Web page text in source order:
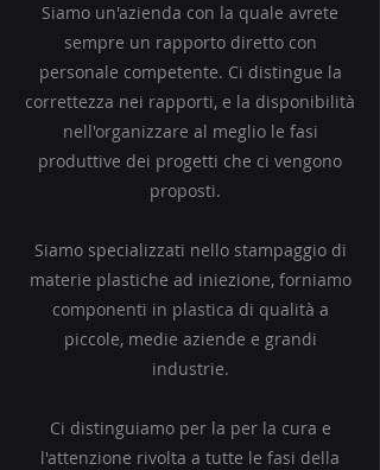
Siamo un'azienda con la quale avrete
sempre un rapporto diretto con
personale competente. Ci distingue la
correttezza nei rapporti, e la disponibilità
nell'organizzare al meglio le fasi
produttive dei progetti che ci vengono
proposti.
Siamo specializzati nello stampaggio di
materie plastiche ad iniezione, forniamo
componenti in plastica di qualità a
piccole, medie aziende e grandi
industrie.
Ci distinguiamo per la per la cura e
l'attenzione rivolta a tutte le fasi della